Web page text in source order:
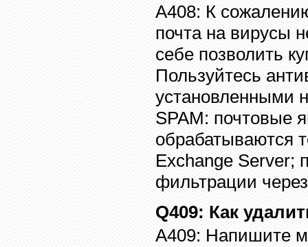
A408: К
почта на вирусы
себе позволить
Пользуйтесь
установленными
SPAM: почтовые
обрабатываются
Exchange Server;
фильтрации
Q409: Как
A409: Напишите